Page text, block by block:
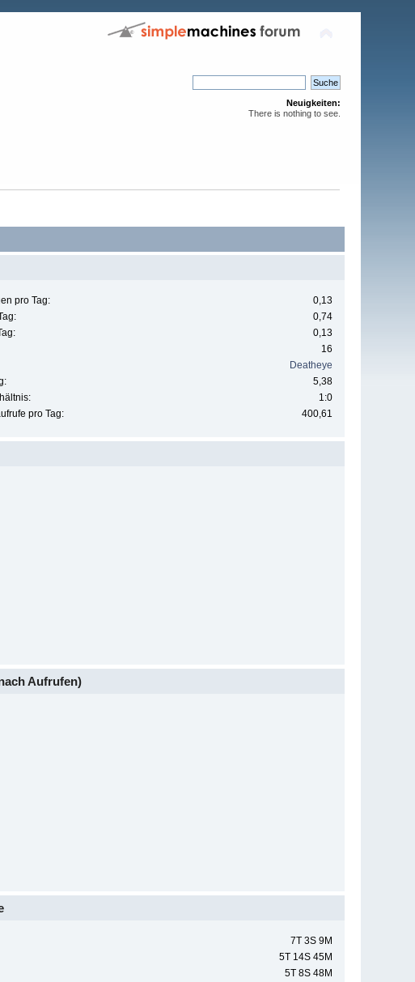
Neuigkeiten:
There is nothing to see.
pro Tag:
0,13
0,74
0,13
16
Deatheye
5,38
1:0
pro Tag:
400,61
Aufrufen)
7T 3S 9M
5T 14S 45M
5T 8S 48M